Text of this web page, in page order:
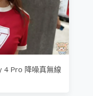
4 Pro 降噪真無線